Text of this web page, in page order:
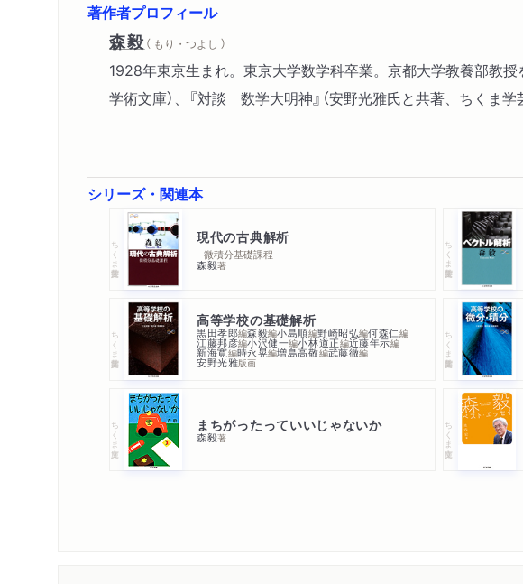
著作者プロフィール
森毅 （ もり・つよし ）
1928年東京生まれ。東京大学数学科卒業。京都大学教養部教授
学術文庫）、『対談 数学大明神』（安野光雅氏と共著、ちくま学
シリーズ・関連本
ちくま学芸文庫 現代の古典解析
─微積分基礎課程
森毅著
ちくま学芸文庫
ちくま学芸文庫
高等学校の基礎解析
黒田孝郎編森毅編小島順編野崎昭弘編何森仁編
江藤邦彦編小沢健一編小林道正編近藤年示編
新海寛編時永晃編増島高敬編武藤徹編
安野光雅版画
ちくま学芸文庫
ちくま文庫 まちがったっていいじゃないか
森毅著 ちくま文庫